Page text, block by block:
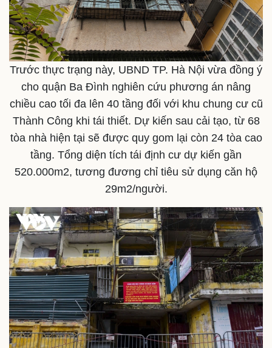
Nhi khoa
Nam khoa
Làm đẹp - giảm cân
Phòng mạch online
Ăn sạch sống khỏe
Trước thực trạng này, UBND TP. Hà Nội vừa đồng ý
cho quận Ba Đình nghiên cứu phương án nâng
chiều cao tối đa lên 40 tầng đối với khu chung cư cũ
Thành Công khi tái thiết. Dự kiến sau cải tạo, từ 68
tòa nhà hiện tại sẽ được quy gom lại còn 24 tòa cao
tầng. Tổng diện tích tái định cư dự kiến gần
520.000m2, tương đương chỉ tiêu sử dụng căn hộ
29m2/người.